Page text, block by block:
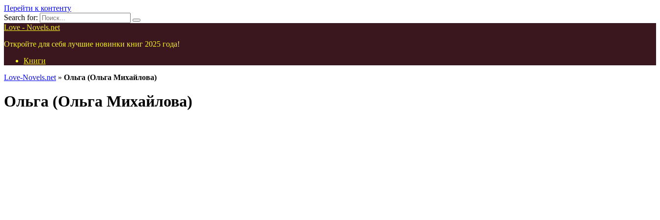
Перейти к контенту
Search for:
Love - Novels.net
Откройте для себя лучшие новинки книг 2025 года!
Книги
Love-Novels.net » Ольга (Ольга Михайлова)
Ольга (Ольга Михайлова)